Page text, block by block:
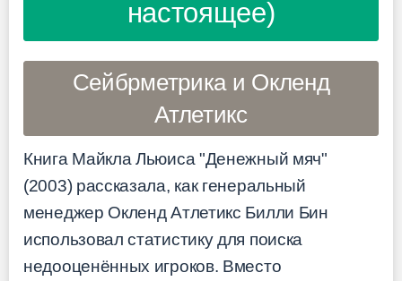
настоящее)
Сейбрметрика и Окленд
Атлетикс
Книга Майкла Льюиса "Денежный мяч"
(2003) рассказала, как генеральный
менеджер Окленд Атлетикс Билли Бин
использовал статистику для поиска
недооценённых игроков. Вместо